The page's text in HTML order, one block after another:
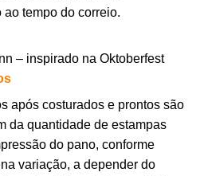
tempo do correio.
– inspirado na Oktoberfest
após costurados e prontos são
da quantidade de estampas
do pano, conforme
variação, a depender do